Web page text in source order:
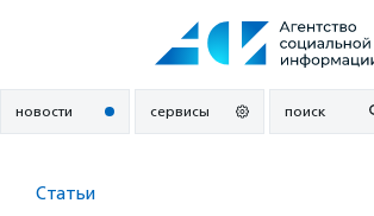
новости сервисы поиск
Статьи